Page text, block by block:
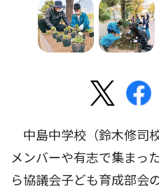
中島中学校（鈴木修司
メンバーや有志で集まっ
ら協議会子ども育成部会